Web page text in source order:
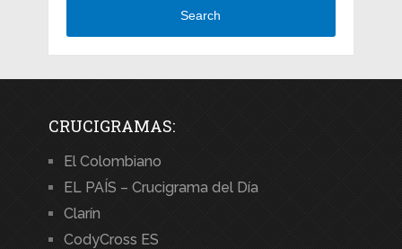
Search
CRUCIGRAMAS:
El Colombiano
EL PAÍS – Crucigrama del Día
Clarín
CodyCross ES